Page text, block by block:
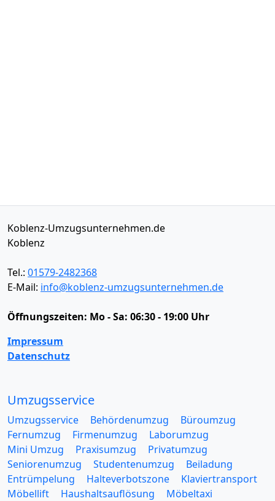
Koblenz-Umzugsunternehmen.de
Koblenz
Tel.: 01579-2482368
E-Mail: info@koblenz-umzugsunternehmen.de
Öffnungszeiten: Mo - Sa: 06:30 - 19:00 Uhr
Impressum
Datenschutz
Umzugsservice
Umzugsservice Behördenumzug
Büroumzug
Fernumzug
Firmenumzug
Laborumzug
Mini Umzug
Praxisumzug
Privatumzug
Seniorenumzug
Studentenumzug
Beiladung
Entrümpelung
Halteverbotszone
Klaviertransport
Möbellift
Haushaltsauflösung
Möbeltaxi